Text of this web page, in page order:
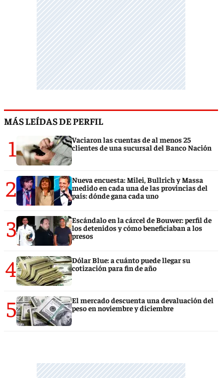
MÁS LEÍDAS DE PERFIL
1
Vaciaron las cuentas de al menos 25
clientes de una sucursal del Banco Nación
2
Nueva encuesta: Milei, Bullrich y Massa
medido en cada una de las provincias del
país: dónde gana cada uno
3
Escándalo en la cárcel de Bouwer: perfil de
los detenidos y cómo beneficiaban a los
presos
4
Dólar Blue: a cuánto puede llegar su
cotización para fin de año
5
El mercado descuenta una devaluación del
peso en noviembre y diciembre